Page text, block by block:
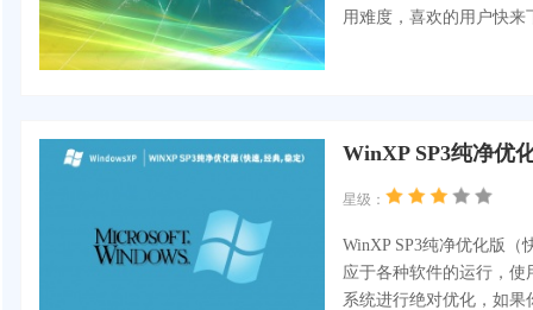
用难度，喜欢的用户快来
WinXP SP3纯净优
星级：
WinXP SP3纯净优化版
应于各种软件的运行，使
系统进行绝对优化，如